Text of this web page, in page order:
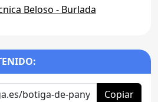
Beloso - Burlada
Copiar